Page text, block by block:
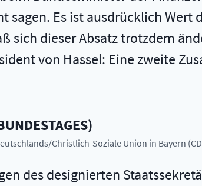
Es ist ausdrücklich Wert
sich dieser Absatz trotzdem
von Hassel: Eine zweite
)
Christlich-Soziale Union in Bayern
des designierten